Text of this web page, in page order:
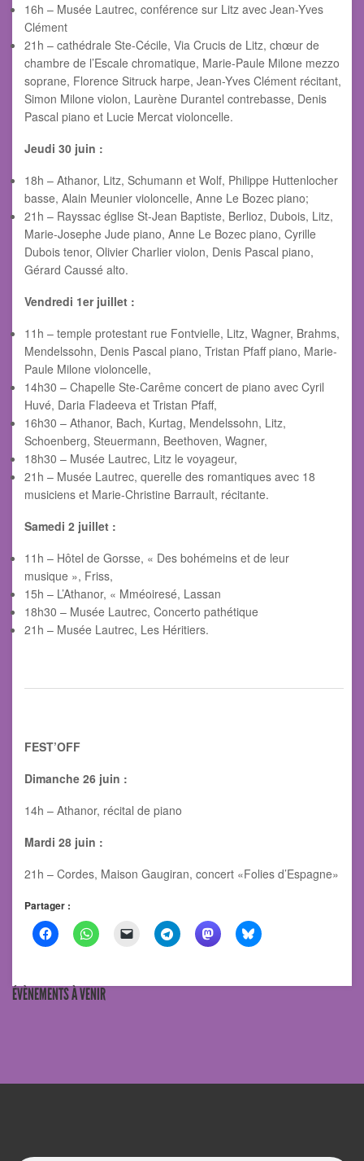
16h – Musée Lautrec, conférence sur Litz avec Jean-Yves
Clément
21h – cathédrale Ste-Cécile, Via Crucis de Litz, chœur de
chambre de l’Escale chromatique, Marie-Paule Milone mezzo
soprane, Florence Sitruck harpe, Jean-Yves Clément récitant,
Simon Milone violon, Laurène Durantel contrebasse, Denis
Pascal piano et Lucie Mercat violoncelle.
Jeudi 30 juin :
18h – Athanor, Litz, Schumann et Wolf, Philippe Huttenlocher
basse, Alain Meunier violoncelle, Anne Le Bozec piano;
21h – Rayssac église St-Jean Baptiste, Berlioz, Dubois, Litz,
Marie-Josephe Jude piano, Anne Le Bozec piano, Cyrille
Dubois tenor, Olivier Charlier violon, Denis Pascal piano,
Gérard Caussé alto.
Vendredi 1er juillet :
11h – temple protestant rue Fontvielle, Litz, Wagner, Brahms,
Mendelssohn, Denis Pascal piano, Tristan Pfaff piano, Marie-
Paule Milone violoncelle,
14h30 – Chapelle Ste-Carême concert de piano avec Cyril
Huvé, Daria Fladeeva et Tristan Pfaff,
16h30 – Athanor, Bach, Kurtag, Mendelssohn, Litz,
Schoenberg, Steuermann, Beethoven, Wagner,
18h30 – Musée Lautrec, Litz le voyageur,
21h – Musée Lautrec, querelle des romantiques avec 18
musiciens et Marie-Christine Barrault, récitante.
Samedi 2 juillet :
11h – Hôtel de Gorsse, « Des bohémeins et de leur
musique », Friss,
15h – L’Athanor, « Mméoiresé, Lassan
18h30 – Musée Lautrec, Concerto pathétique
21h – Musée Lautrec, Les Héritiers.
FEST’OFF
Dimanche 26 juin :
14h – Athanor, récital de piano
Mardi 28 juin :
21h – Cordes, Maison Gaugiran, concert «Folies d’Espagne»
Partager :
ÉVÈNEMENTS À VENIR